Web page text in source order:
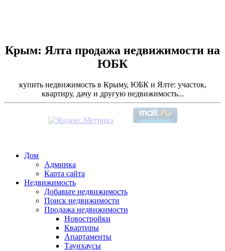
Крым: Ялта продажа недвижимости на
ЮБК
купить недвижимость в Крыму, ЮБК и Ялте: участок,
квартиру, дачу и другую недвижимость...
Дом
Админка
Карта сайта
Недвижимость
Добавьте недвижимость
Поиск недвижимости
Продажа недвижимости
Новостройки
Квартиры
Апартаменты
Таунхаусы